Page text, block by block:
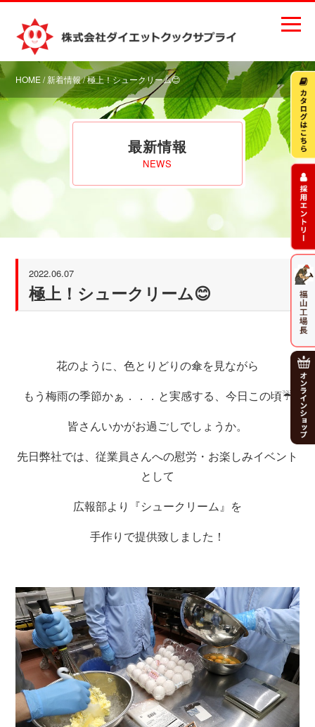
HOME/新着情報/ 極上！シュークリーム😊
最新情報
NEWS
2022.06.07
極上！シュークリーム😊
花のように、色とりどりの傘を見ながら
もう梅雨の季節かぁ．．．と実感する、今日この頃☔
皆さんいかがお過ごしでしょうか。
先日弊社では、従業員さんへの慰労・お楽しみイベント
として
広報部より『シュークリーム』を
手作りで提供致しました！